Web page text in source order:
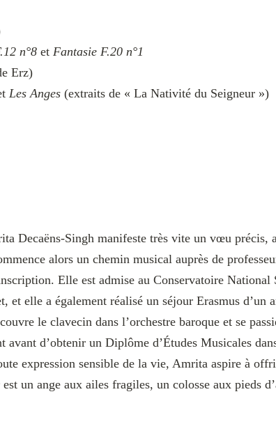
n°8 et Fantasie F.20 n°1
Erz)
Les Anges (extraits de « La Nativité du Seigneur »)
Decaëns-Singh manifeste très vite un vœu
alors un chemin musical auprès de
Elle est admise au Conservatoire
et elle a également réalisé un séjour Erasmus
le clavecin dans l’orchestre baroque et se
avant d’obtenir un Diplôme d’Études Musicales
expression sensible de la vie, Amrita aspire à
un ange aux ailes fragiles, un colosse aux pieds